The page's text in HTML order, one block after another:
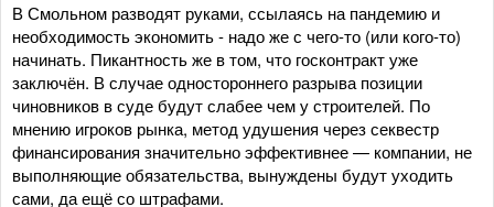
В Смольном разводят руками, ссылаясь на пандемию и
необходимость экономить - надо же с чего-то (или кого-то)
начинать. Пикантность же в том, что госконтракт уже
заключён. В случае одностороннего разрыва позиции
чиновников в суде будут слабее чем у строителей. По
мнению игроков рынка, метод удушения через секвестр
финансирования значительно эффективнее — компании, не
выполняющие обязательства, вынуждены будут уходить
сами, да ещё со штрафами.